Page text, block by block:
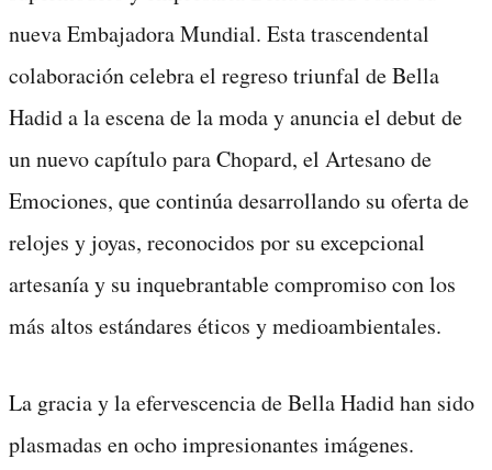
nueva Embajadora Mundial. Esta trascendental
colaboración celebra el regreso triunfal de Bella
Hadid a la escena de la moda y anuncia el debut de
un nuevo capítulo para Chopard, el Artesano de
Emociones, que continúa desarrollando su oferta de
relojes y joyas, reconocidos por su excepcional
artesanía y su inquebrantable compromiso con los
más altos estándares éticos y medioambientales.
La gracia y la efervescencia de Bella Hadid han sido
plasmadas en ocho impresionantes imágenes.